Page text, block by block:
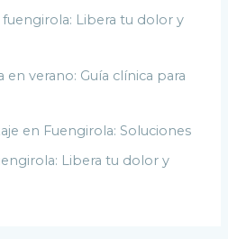
Libera tu dolor y
verano: Guía clínica para
en Fuengirola: Soluciones
Libera tu dolor y